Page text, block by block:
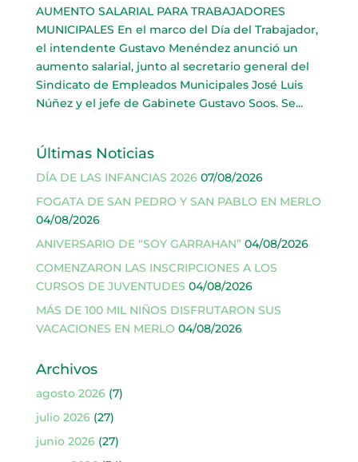
AUMENTO SALARIAL PARA TRABAJADORES
MUNICIPALES En el marco del Día del Trabajador,
el intendente Gustavo Menéndez anunció un
aumento salarial, junto al secretario general del
Sindicato de Empleados Municipales José Luis
Núñez y el jefe de Gabinete Gustavo Soos. Se...
Últimas Noticias
DÍA DE LAS INFANCIAS 2026 07/08/2026
FOGATA DE SAN PEDRO Y SAN PABLO EN MERLO
04/08/2026
ANIVERSARIO DE “SOY GARRAHAN” 04/08/2026
COMENZARON LAS INSCRIPCIONES A LOS
CURSOS DE JUVENTUDES 04/08/2026
MÁS DE 100 MIL NIÑOS DISFRUTARON SUS
VACACIONES EN MERLO 04/08/2026
Archivos
agosto 2026(7)
julio 2026(27)
junio 2026(27)